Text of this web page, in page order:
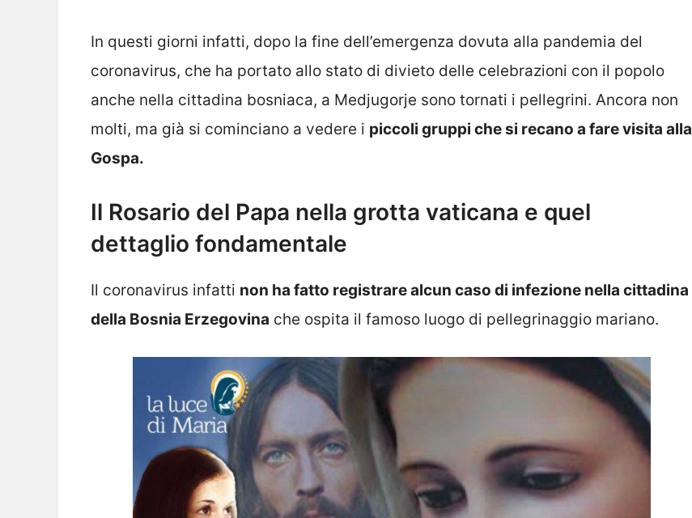
In questi giorni infatti, dopo la fine dell’emergenza dovuta alla pandemia del
coronavirus, che ha portato allo stato di divieto delle celebrazioni con il popolo
anche nella cittadina bosniaca, a Medjugorje sono tornati i pellegrini. Ancora non
molti, ma già si cominciano a vedere i piccoli gruppi che si recano a fare visita alla
Gospa.
Il Rosario del Papa nella grotta vaticana e quel
dettaglio fondamentale
Il coronavirus infatti non ha fatto registrare alcun caso di infezione nella cittadina
della Bosnia Erzegovina che ospita il famoso luogo di pellegrinaggio mariano.